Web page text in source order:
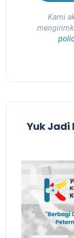
Kami
Yuk